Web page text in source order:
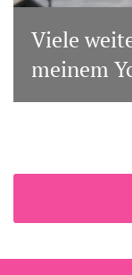
Viele
meinem